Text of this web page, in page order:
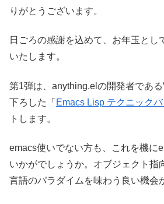
りがとうございます。
日ごろの感謝を込めて、お年玉とし
いたします。
第1弾は、anything.elの開発者である
下ろした「 Emacs Lisp テクニック
トします。
emacs使いでない方も、これを機に
いかがでしょうか。オブジェクト指
言語のパラダイムを味わう良い機会